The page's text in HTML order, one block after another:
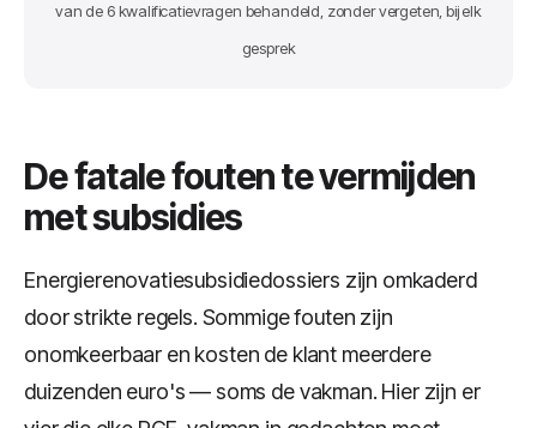
van de 6 kwalificatievragen behandeld, zonder vergeten, bij elk
gesprek
De fatale fouten te vermijden
met subsidies
Energierenovatiesubsidiedossiers zijn omkaderd
door strikte regels. Sommige fouten zijn
onomkeerbaar en kosten de klant meerdere
duizenden euro's — soms de vakman. Hier zijn er